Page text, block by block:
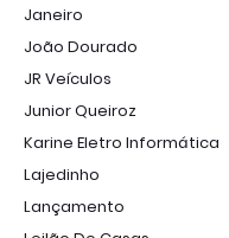
Janeiro
João Dourado
JR Veículos
Junior Queiroz
Karine Eletro Informática
Lajedinho
Lançamento